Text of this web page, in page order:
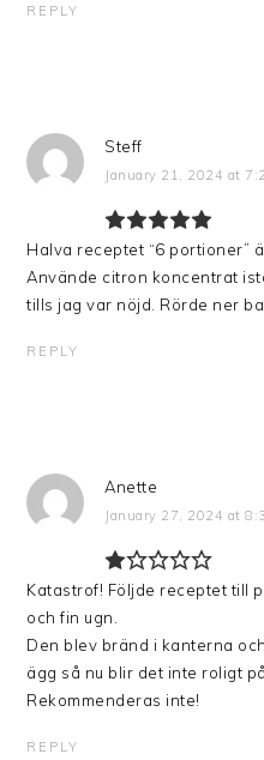
REPLY
Steff
January 21, 2024 at
Halva receptet “6 portioner”
Använde citron koncentrat
tills jag var nöjd. Rörde ner
REPLY
Anette
January 27, 2024 at
Katastrof! Följde receptet till
och fin ugn.
Den blev bränd i kanterna
ägg så nu blir det inte roligt
Rekommenderas inte!
REPLY